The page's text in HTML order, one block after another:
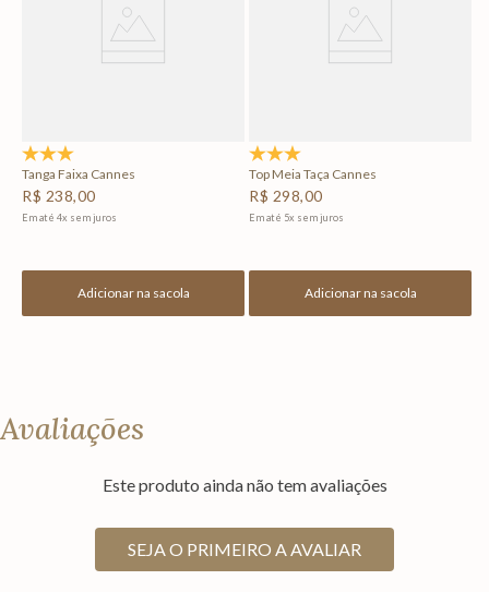
Tanga Faixa Cannes
R$ 238,00
Em até 4x sem juros
Adicionar na sacola
Top Meia Taça Cannes
R$ 298,00
Em até 5x sem juros
Adicionar na sacola
Avaliações
Este produto ainda não tem avaliações
SEJA O PRIMEIRO A AVALIAR